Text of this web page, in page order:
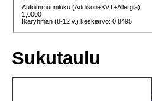
Autoimmuuniluku (Addison+KVT+Allergia):
1,0000
Ikäryhmän (8-12 v.) keskiarvo: 0,8495
Sukutaulu